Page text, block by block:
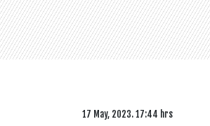
17 May, 2023. 17:44 hrs